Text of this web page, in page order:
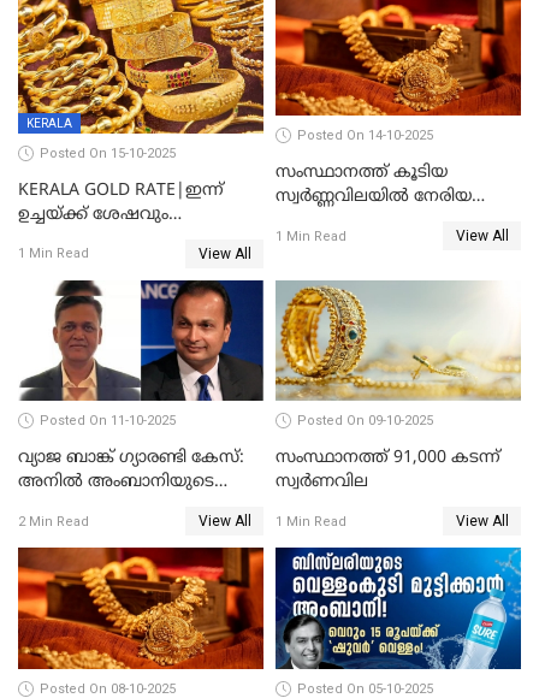
KERALA
Posted On 15-10-2025
KERALA GOLD RATE|ഇന്ന്
ഉച്ചയ്ക്ക് ശേഷവും
പവന് കൂടിയത് 400 രൂപ
1 Min Read View All
Posted On 14-10-2025
സംസ്ഥാനത്ത് കൂടിയ
സ്വർണ്ണവിലയിൽ നേരിയ
1 Min Read View All
Posted On 11-10-2025
വ്യാജ ബാങ്ക് ഗ്യാരണ്ടി കേസ്:
അനിൽ അംബാനിയുടെ
അറസ്റ്റിൽ; ഇഡി അന്വേഷണം
വ്യാപിപ്പിക്കുന്നു
2 Min Read View All
Posted On 09-10-2025
സംസ്ഥാനത്ത് 91,000 കടന്ന്
സ്വര്‍ണവില
1 Min Read View All
Posted On 08-10-2025 Posted On 05-10-2025